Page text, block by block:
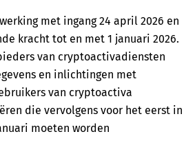
met ingang 24 april 2026 en
kracht tot en met 1 januari 2026.
van cryptoactivadiensten
en inlichtingen met
van cryptoactiva
die vervolgens voor het eerst in
moeten worden